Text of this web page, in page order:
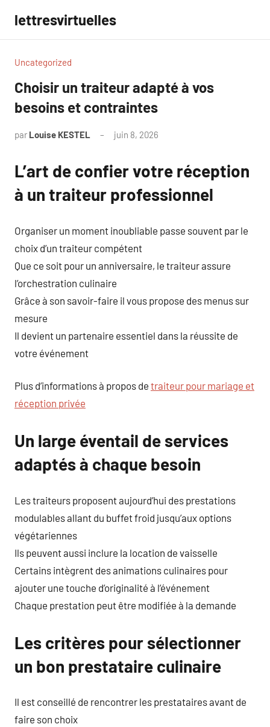
contenu
lettresvirtuelles
Uncategorized
Choisir un traiteur adapté à vos
besoins et contraintes
par Louise KESTEL juin 8, 2026
L’art de confier votre réception
à un traiteur professionnel
Organiser un moment inoubliable passe souvent par le
choix d’un traiteur compétent
Que ce soit pour un anniversaire, le traiteur assure
l’orchestration culinaire
Grâce à son savoir-faire il vous propose des menus sur
mesure
Il devient un partenaire essentiel dans la réussite de
votre événement
Plus d’informations à propos de traiteur pour mariage et
réception privée
Un large éventail de services
adaptés à chaque besoin
Les traiteurs proposent aujourd’hui des prestations
modulables allant du buffet froid jusqu’aux options
végétariennes
Ils peuvent aussi inclure la location de vaisselle
Certains intègrent des animations culinaires pour
ajouter une touche d’originalité à l’événement
Chaque prestation peut être modifiée à la demande
Les critères pour sélectionner
un bon prestataire culinaire
Il est conseillé de rencontrer les prestataires avant de
faire son choix